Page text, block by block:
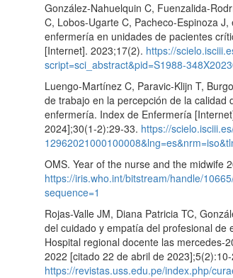
González-Nahuelquin C, Fuenzalida-
C, Lobos-Ugarte C, Pacheco-Espinoza
enfermería en unidades de pacientes
[Internet]. 2023;17(2). https://
script=sci_abstract&pid=S1988-
Luengo-Martínez C, Paravic-Klijn T,
de trabajo en la percepción de la calidad
enfermería. Index de Enfermería
2024];30(1-2):29-33. https://
OMS. Year of the nurse and the midwife
https://iris.who.int/bitstream/handle/
sequence=1
Rojas-Valle JM, Diana Patricia TC,
del cuidado y empatía del profesional
Hospital regional docente las mercedes-
2022 [citado 22 de abril de
https://revistas.uss.edu.pe/index.php/